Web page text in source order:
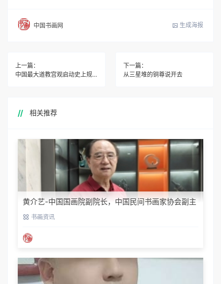
中国书画网 生成海报
上一篇：
中国最大道教宫观启动史上规模最大壁画修复工程
下一篇：
从三星堆的铜尊说开去
相关推荐
黄介艺-中国国画院副院长，中国民间书画家协会副主
席 书画资讯